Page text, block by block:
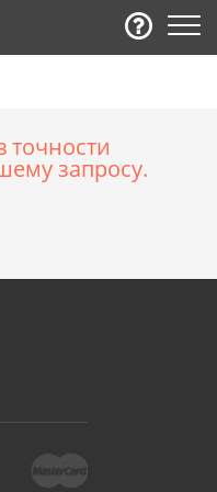
точности
запросу.